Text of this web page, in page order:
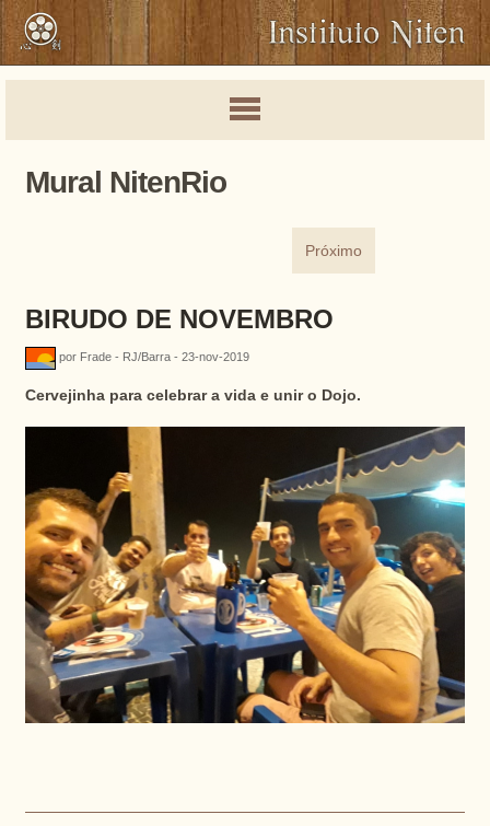
Mural NitenRio
Próximo
BIRUDO DE NOVEMBRO
por Frade - RJ/Barra - 23-nov-2019
Cervejinha para celebrar a vida e unir o Dojo.